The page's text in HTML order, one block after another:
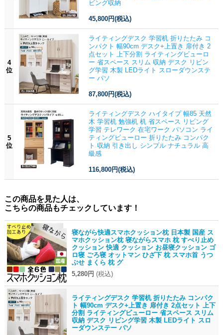
ビング収納
45,800円(税込)
4
位
ライティングデスク 学習机 折りたたみ コ
ンパクト 幅90cm デスク+上置き 扉付き 2
点セット 上下分割 ライティングビューロ
ー 省スペース スリム 収納 デスク リビン
グ学習 木製 LEDライト スローダウンステ
ー パソ
87,800円(税込)
5
位
ライティングデスク ハイタイプ 幅85 天然
木 学習机 勉強机 机 省スペース リビング
学習 テレワーク 在宅ワーク パソコン ライ
ティングビューロー 折りたたみ コンパク
ト 収納 引き出し シンプル ナチュラル 高
級感
116,800円(税込)
この商品を見た人は、
こちらの商品もチェックしています！
寝ながら快適スマホクッション枕 日本製 国産 ス
マホクッション枕 寝ながらスマホ 枕 すべり止め
クッション 快適 クッション お昼寝クッション ゴ
ロ寝 ごろ寝 オットマン ひざ下 枕 スマホ首 うつ
ぶせ まくら 枕 グ
5,280円 (税込)
ライティングデスク 学習机 折りたたみ コンパク
ト 幅90cm デスク+上置き 扉付き 2点セット 上下
分割 ライティングビューロー 省スペース スリム
収納 デスク リビング学習 木製 LEDライト スロ
ーダウンステー パソ